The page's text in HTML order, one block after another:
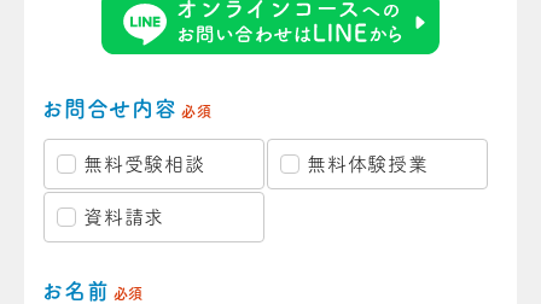
お問合せ内容 必須
無料受験相談 無料体験授業
資料請求
お名前 必須